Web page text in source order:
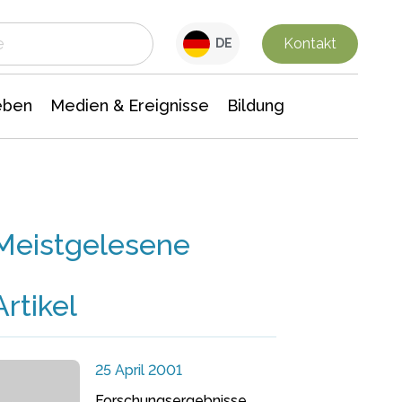
DE Kontakt
Medien & Ereignisse Bildung
25 April 2001